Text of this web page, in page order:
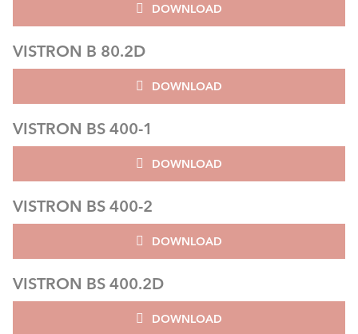
DOWNLOAD
VISTRON B 80.2D
DOWNLOAD
VISTRON BS 400-1
DOWNLOAD
VISTRON BS 400-2
DOWNLOAD
VISTRON BS 400.2D
DOWNLOAD